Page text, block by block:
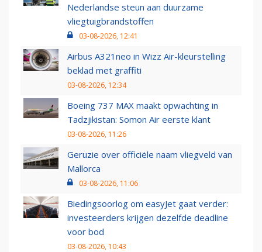
Nederlandse steun aan duurzame
vliegtuigbrandstoffen
03-08-2026, 12:41
Airbus A321neo in Wizz Air-kleurstelling
beklad met graffiti
03-08-2026, 12:34
Boeing 737 MAX maakt opwachting in
Tadzjikistan: Somon Air eerste klant
03-08-2026, 11:26
Geruzie over officiële naam vliegveld van
Mallorca
03-08-2026, 11:06
Biedingsoorlog om easyJet gaat verder:
investeerders krijgen dezelfde deadline
voor bod
03-08-2026, 10:43